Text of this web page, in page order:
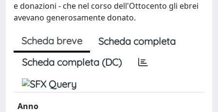
e donazioni - che nel corso dell'Ottocento gli ebrei
avevano generosamente donato.
Scheda breve
Scheda completa
Scheda completa (DC)
Anno